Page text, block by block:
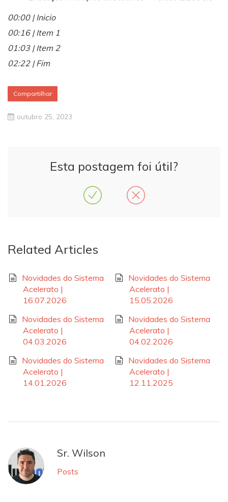
00:00 | Inicio
00:16 | Item 1
01:03 | Item 2
02:22 | Fim
Compartilhar
outubro 25, 2023
Esta postagem foi útil?
Related Articles
Novidades do Sistema
Acelerato |
16.07.2026
Novidades do Sistema
Acelerato |
15.05.2026
Novidades do Sistema
Acelerato |
04.03.2026
Novidades do Sistema
Acelerato |
04.02.2026
Novidades do Sistema
Acelerato |
14.01.2026
Novidades do Sistema
Acelerato |
12.11.2025
Sr. Wilson
Posts